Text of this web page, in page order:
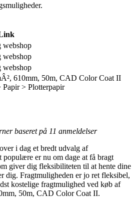
webshop
webshop
webshop
610mm, 50m, CAD Color Coat II
> Plotterpapir
baseret på 11 anmeldelser
i dag et bredt udvalg af
populære er nu om dage at få bragt
giver dig fleksibiliteten til at hente dine
dig. Fragtmuligheden er jo ret fleksibel,
kostelige fragtmulighed ved køb af
50m, CAD Color Coat II.